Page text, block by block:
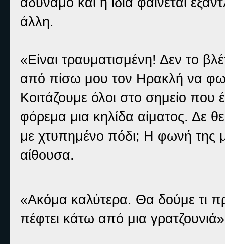
άλλη.
«Είναι τραυματισμένη! Δεν το
από πίσω μου τον Ηρακλή να
Κοιτάζουμε όλοι στο σημείο
φόρεμα μια κηλίδα αίματος. Δε
με χτυπημένο πόδι; Η φωνή της
αίθουσα.
«Ακόμα καλύτερα. Θα δούμε τι
πέφτει κάτω από μια γρατζουνιά»